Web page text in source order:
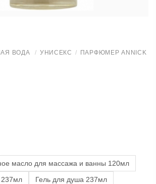
ВОДА / УНИСЕКС /
ПАРФЮМЕР ANNICK
масло для массажа и ванны 120мл
237мл
Гель для душа 237мл